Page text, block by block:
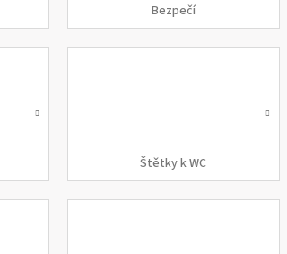
Bezpečí
Štětky k WC